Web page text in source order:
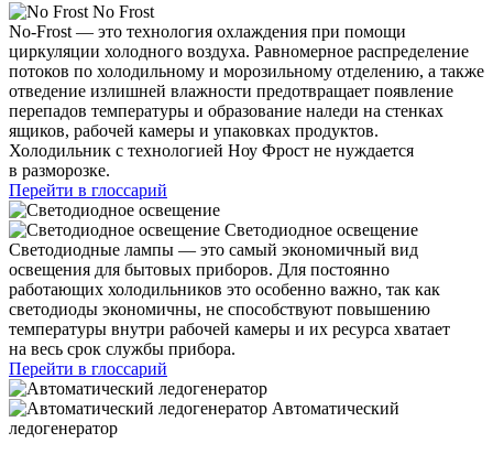
No Frost
No-Frost — это технология охлаждения при помощи
циркуляции холодного воздуха. Равномерное распределение
потоков по холодильному и морозильному отделению, а также
отведение излишней влажности предотвращает появление
перепадов температуры и образование наледи на стенках
ящиков, рабочей камеры и упаковках продуктов.
Холодильник с технологией Ноу Фрост не нуждается
в разморозке.
Перейти в глоссарий
Светодиодное освещение
Светодиодные лампы — это самый экономичный вид
освещения для бытовых приборов. Для постоянно
работающих холодильников это особенно важно, так как
светодиоды экономичны, не способствуют повышению
температуры внутри рабочей камеры и их ресурса хватает
на весь срок службы прибора.
Перейти в глоссарий
Автоматический
ледогенератор